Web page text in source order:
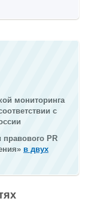
мониторинга
с
правового PR
в двух